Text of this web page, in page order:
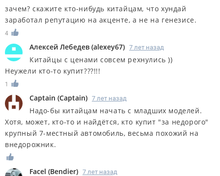
зачем? скажите кто-нибудь китайцам, что хундай
заработал репутацию на акценте, а не на генезисе.
4
Алексей Лебедев (alexey67) 7 лет назад
Китайцы с ценами совсем рехнулись ))
Неужели кто-то купит???!!!
1
Captain (Captain) 7 лет назад
Надо-бы китайцам начать с младших моделей.
Хотя, может, кто-то и найдётся, кто купит "за недорого"
крупный 7-местный автомобиль, весьма похожий на
внедорожник.
Facel (Bendier) 7 лет назад